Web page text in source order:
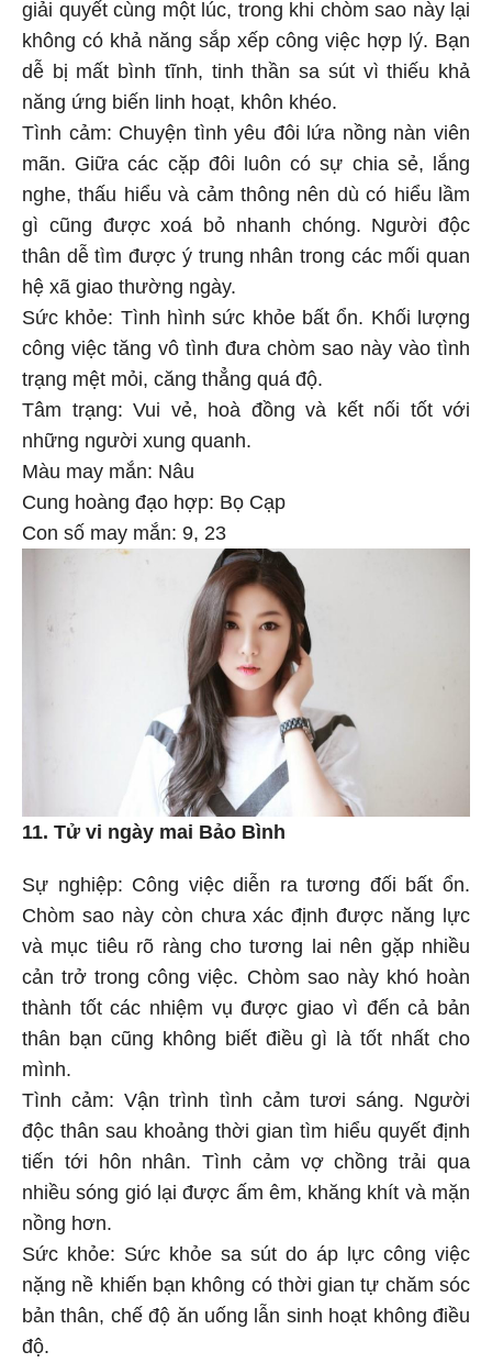
giải quyết cùng một lúc, trong khi chòm sao này lại
không có khả năng sắp xếp công việc hợp lý. Bạn
dễ bị mất bình tĩnh, tinh thần sa sút vì thiếu khả
năng ứng biến linh hoạt, khôn khéo.
Tình cảm: Chuyện tình yêu đôi lứa nồng nàn viên
mãn. Giữa các cặp đôi luôn có sự chia sẻ, lắng
nghe, thấu hiểu và cảm thông nên dù có hiểu lầm
gì cũng được xoá bỏ nhanh chóng. Người độc
thân dễ tìm được ý trung nhân trong các mối quan
hệ xã giao thường ngày.
Sức khỏe: Tình hình sức khỏe bất ổn. Khối lượng
công việc tăng vô tình đưa chòm sao này vào tình
trạng mệt mỏi, căng thẳng quá độ.
Tâm trạng: Vui vẻ, hoà đồng và kết nối tốt với
những người xung quanh.
Màu may mắn: Nâu
Cung hoàng đạo hợp: Bọ Cạp
Con số may mắn: 9, 23
11. Tử vi ngày mai Bảo Bình
Sự nghiệp: Công việc diễn ra tương đối bất ổn.
Chòm sao này còn chưa xác định được năng lực
và mục tiêu rõ ràng cho tương lai nên gặp nhiều
cản trở trong công việc. Chòm sao này khó hoàn
thành tốt các nhiệm vụ được giao vì đến cả bản
thân bạn cũng không biết điều gì là tốt nhất cho
mình.
Tình cảm: Vận trình tình cảm tươi sáng. Người
độc thân sau khoảng thời gian tìm hiểu quyết định
tiến tới hôn nhân. Tình cảm vợ chồng trải qua
nhiều sóng gió lại được ấm êm, khăng khít và mặn
nồng hơn.
Sức khỏe: Sức khỏe sa sút do áp lực công việc
nặng nề khiến bạn không có thời gian tự chăm sóc
bản thân, chế độ ăn uống lẫn sinh hoạt không điều
độ.